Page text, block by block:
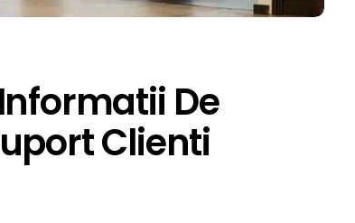
De
Clienti